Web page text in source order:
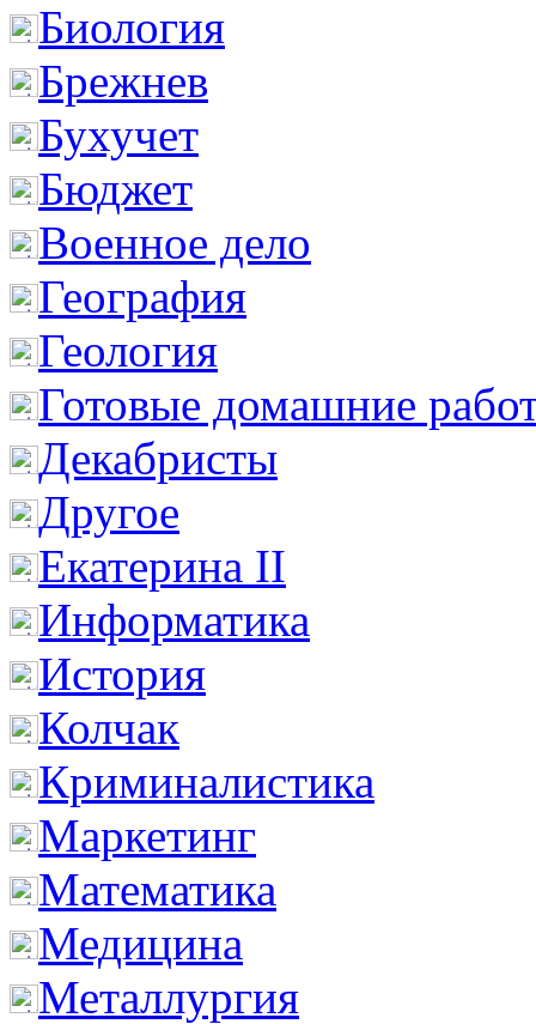
Биология
Брежнев
Бухучет
Бюджет
Военное дело
География
Геология
Готовые домашние
Декабристы
Другое
Екатерина II
Информатика
История
Колчак
Криминалистика
Маркетинг
Математика
Медицина
Металлургия